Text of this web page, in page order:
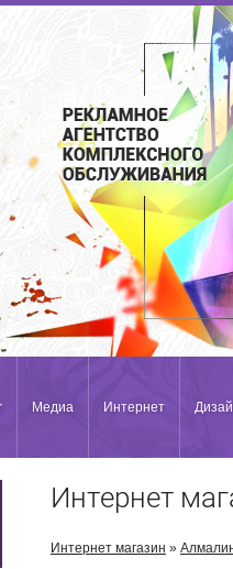
Медиа Интернет
Интернет
Интернет магазин »